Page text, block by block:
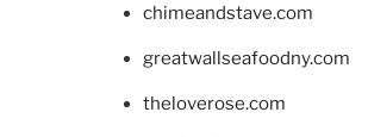
chimeandstave.com
greatwallseafoodny.com
theloverose.com